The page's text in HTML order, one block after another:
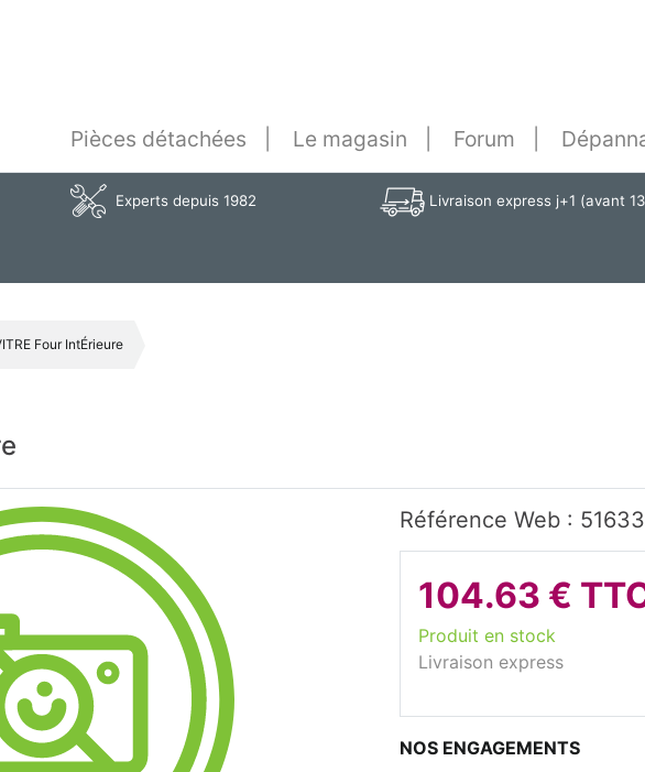
Pièces détachées Le magasin Forum
Experts depuis 1982 Livraison express j+1 (avant
Four IntÉrieure
Référence Web : 51633
104.63 €
Produit en stock
Livraison express
NOS ENGAGEMENTS